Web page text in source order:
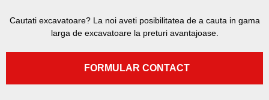
Cautati excavatoare? La noi aveti posibilitatea de a cauta in gama
larga de excavatoare la preturi avantajoase.
FORMULAR CONTACT